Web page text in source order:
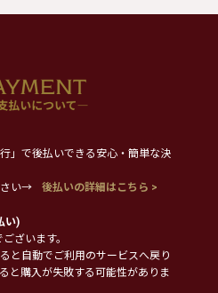
」で後払いできる安心・簡単な決
さい→
後払いの詳細はこちら >
い)
ざいます。
と自動でご利用のサービスへ戻り
と購入が失敗する可能性がありま